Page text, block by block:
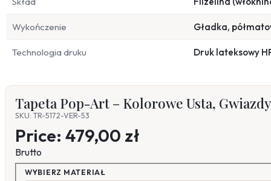
Wykończenie Gładka,
Technologia druku Druk lateksowy
Tapeta Pop-Art – Kolorowe Usta,
SKU: TR-5172-VER-53
Price: 479,00 zł
Brutto
WYBIERZ MATERIAŁ